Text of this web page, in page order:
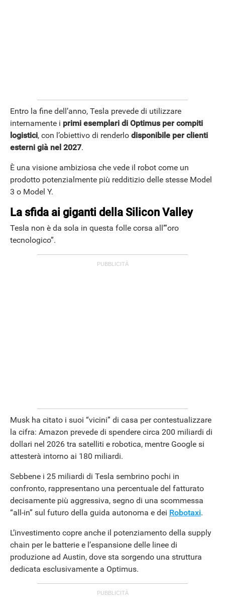
Entro la fine dell’anno, Tesla prevede di utilizzare
internamente i primi esemplari di Optimus per compiti
logistici, con l’obiettivo di renderlo disponibile per clienti
esterni già nel 2027.
È una visione ambiziosa che vede il robot come un
prodotto potenzialmente più redditizio delle stesse Model
3 o Model Y.
La sfida ai giganti della Silicon Valley
Tesla non è da sola in questa folle corsa all’”oro
tecnologico”.
Musk ha citato i suoi “vicini” di casa per contestualizzare
la cifra: Amazon prevede di spendere circa 200 miliardi di
dollari nel 2026 tra satelliti e robotica, mentre Google si
attesterà intorno ai 180 miliardi.
Sebbene i 25 miliardi di Tesla sembrino pochi in
confronto, rappresentano una percentuale del fatturato
decisamente più aggressiva, segno di una scommessa
“all-in” sul futuro della guida autonoma e dei Robotaxi.
L’investimento copre anche il potenziamento della supply
chain per le batterie e l’espansione delle linee di
produzione ad Austin, dove sta sorgendo una struttura
dedicata esclusivamente a Optimus.